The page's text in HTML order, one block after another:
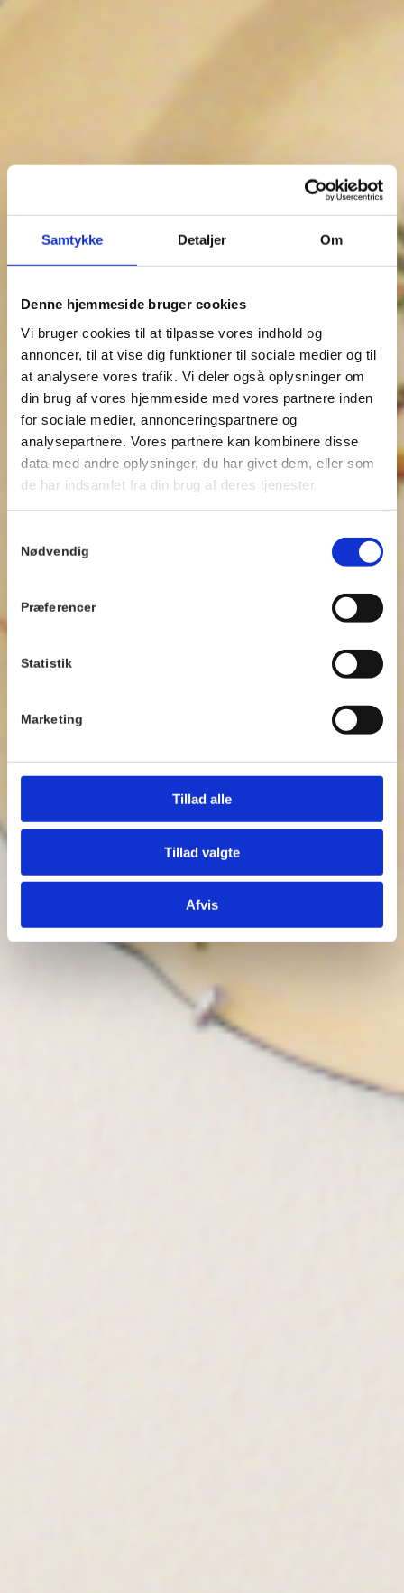
Samtykke Detaljer Om
Denne hjemmeside bruger cookies
Vi bruger cookies til at tilpasse vores indhold og
annoncer, til at vise dig funktioner til sociale medier og til
at analysere vores trafik. Vi deler også oplysninger om
din brug af vores hjemmeside med vores partnere inden
for sociale medier, annonceringspartnere og
analysepartnere. Vores partnere kan kombinere disse
data med andre oplysninger, du har givet dem, eller som
de har indsamlet fra din brug af deres tjenester.
Nødvendig
Præferencer
Statistik
Marketing
Tillad alle
Tillad valgte
Afvis